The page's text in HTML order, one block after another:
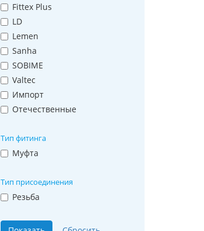
Fittex Plus
LD
Lemen
Sanha
SOBIME
Valtec
Импорт
Отечественные
Тип фитинга
Муфта
Тип присоединения
Резьба